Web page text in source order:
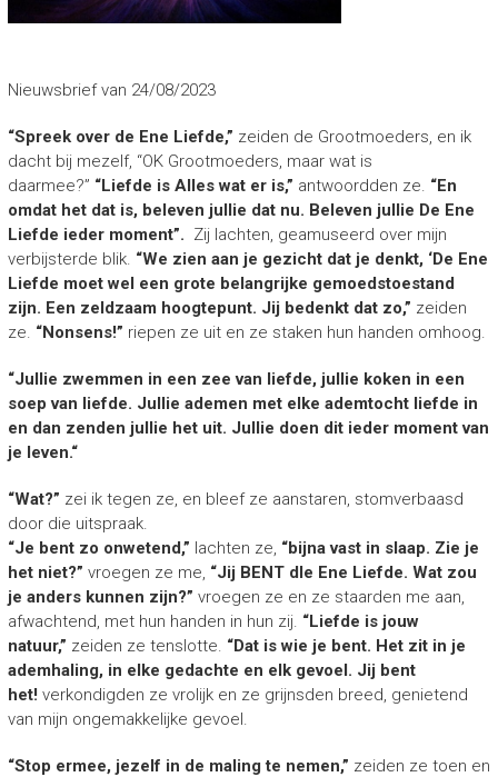
Nieuwsbrief van 24/08/2023
“Spreek over de Ene Liefde,” zeiden de Grootmoeders, en ik
dacht bij mezelf, “OK Grootmoeders, maar wat is
daarmee?” “Liefde is Alles wat er is,” antwoordden ze. “En
omdat het dat is, beleven jullie dat nu. Beleven jullie De Ene
Liefde ieder moment”. Zij lachten, geamuseerd over mijn
verbijsterde blik. “We zien aan je gezicht dat je denkt, ‘De Ene
Liefde moet wel een grote belangrijke gemoedstoestand
zijn. Een zeldzaam hoogtepunt. Jij bedenkt dat zo,” zeiden
ze. “Nonsens!” riepen ze uit en ze staken hun handen omhoog.
“Jullie zwemmen in een zee van liefde, jullie koken in een
soep van liefde. Jullie ademen met elke ademtocht liefde in
en dan zenden jullie het uit. Jullie doen dit ieder moment van
je leven.“
“Wat?” zei ik tegen ze, en bleef ze aanstaren, stomverbaasd
door die uitspraak.
“Je bent zo onwetend,” lachten ze, “bijna vast in slaap. Zie je
het niet?” vroegen ze me, “Jij BENT dIe Ene Liefde. Wat zou
je anders kunnen zijn?” vroegen ze en ze staarden me aan,
afwachtend, met hun handen in hun zij. “Liefde is jouw
natuur,” zeiden ze tenslotte. “Dat is wie je bent. Het zit in je
ademhaling, in elke gedachte en elk gevoel. Jij bent
het! verkondigden ze vrolijk en ze grijnsden breed, genietend
van mijn ongemakkelijke gevoel.
“Stop ermee, jezelf in de maling te nemen,” zeiden ze toen en